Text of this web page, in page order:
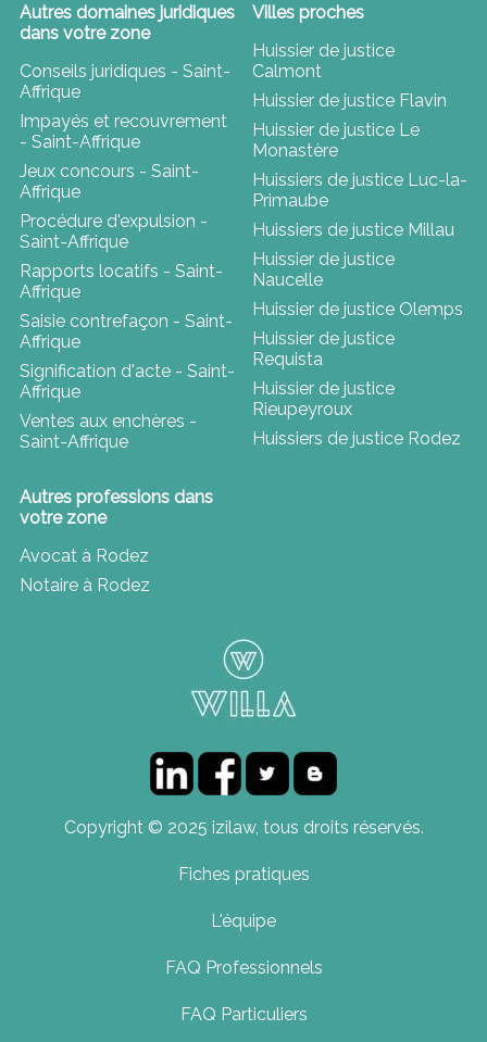
Autres domaines juridiques
dans votre zone
Conseils juridiques - Saint-
Affrique
Impayés et recouvrement
- Saint-Affrique
Jeux concours - Saint-
Affrique
Procédure d'expulsion -
Saint-Affrique
Rapports locatifs - Saint-
Affrique
Saisie contrefaçon - Saint-
Affrique
Signification d'acte - Saint-
Affrique
Ventes aux enchères -
Saint-Affrique
Autres professions dans
votre zone
Avocat à Rodez
Notaire à Rodez
Villes proches
Huissier de justice
Calmont
Huissier de justice Flavin
Huissier de justice Le
Monastère
Huissiers de justice Luc-la-
Primaube
Huissiers de justice Millau
Huissier de justice
Naucelle
Huissier de justice Olemps
Huissier de justice
Requista
Huissier de justice
Rieupeyroux
Huissiers de justice Rodez
Copyright © 2025 izilaw, tous droits réservés.
Fiches pratiques
L'équipe
FAQ Professionnels
FAQ Particuliers